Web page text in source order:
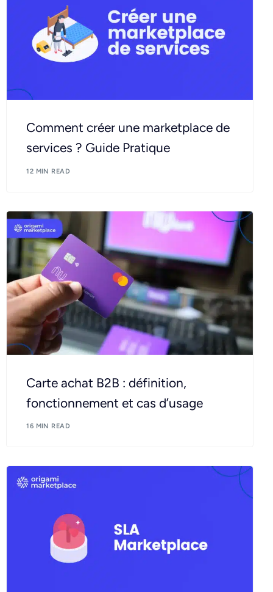
Comment créer une marketplace de
services ? Guide Pratique
12 MIN READ
Carte achat B2B : définition,
fonctionnement et cas d’usage
16 MIN READ